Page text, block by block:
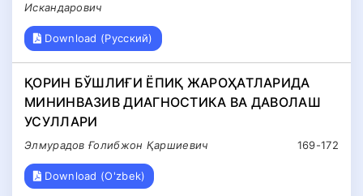
Искандарович
Download (Русский)
ҚОРИН БЎШЛИҒИ ЁПИҚ ЖАРОҲАТЛАРИДА
МИНИНВАЗИВ ДИАГНОСТИКА ВА ДАВОЛАШ
УСУЛЛАРИ
169-172
Элмурадов Ғолибжон Қаршиевич
Download (O'zbek)